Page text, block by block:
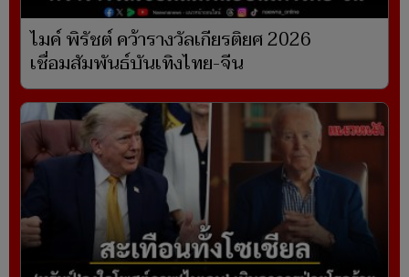
ไมค์ พิรัชต์ คว้ารางวัลเกียรติยศ 2026
เชื่อมสัมพันธ์บันเทิงไทย-จีน